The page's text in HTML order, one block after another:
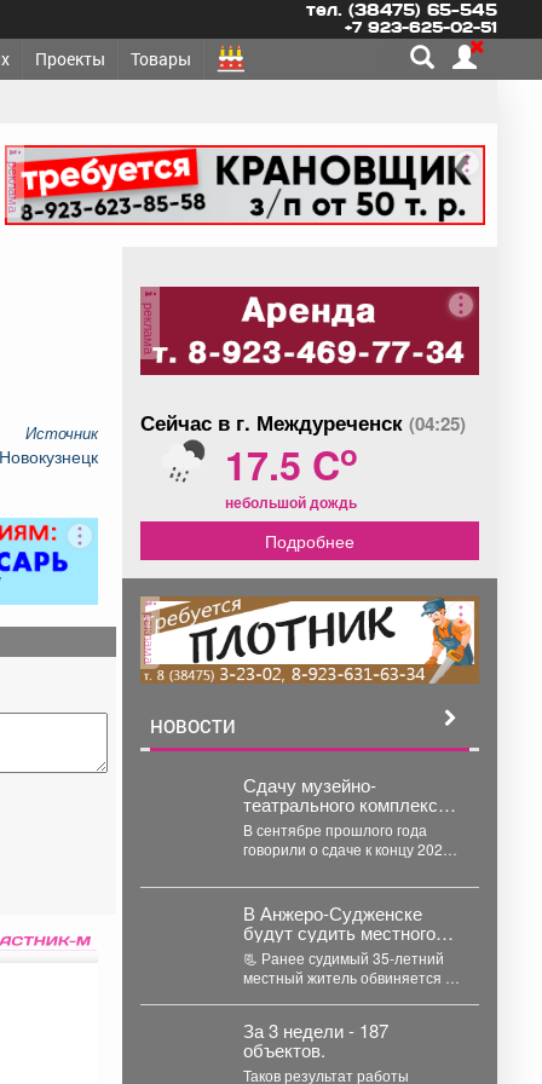
тел. (38475) 65-545
+7 923-625-02-51
Проекты Товары
реклама
Источник
реклама
Сейчас в г. Междуреченск (04:25)
17.5 Co
небольшой дождь
Подробнее
реклама
НОВОСТИ
Сдачу музейно-
театрального комплекса
в Кемерове вновь
перенесли
В сентябре прошлого года
говорили о сдаче к концу 2026
уточнили в...
В Анжеро-Судженске
будут судить местного
жителя, совершившего
серию краж из
продуктовых магазинов
📃 Ранее судимый 35-летний
местный житель обвиняется в
За 3 недели - 187
объектов.
Таков результат работы